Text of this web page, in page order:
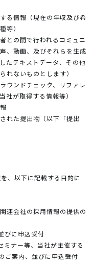
る情報（現在の年収及び希
等）
との間で行われるコミュニ
、動画、及びそれらを生成
たテキストデータ、その他
れないものとします）
ウンドチェック、リファレ
社が取得する情報等）
れた提出物（以下「提出
、以下に記載する目的に
連会社の採用情報の提供の
びに申込受付
ミナー等、当社が主催する
ご案内、並びに申込受付